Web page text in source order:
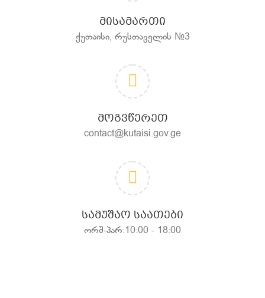
ᲛᲘᲡᲐᲛᲐᲠᲗᲘ
ქუთაისი, რუსთაველის №3
ᲛᲝᲒᲕᲬᲔᲠᲔᲗ
contact@kutaisi.gov.ge
ᲡᲐᲛᲣᲨᲐᲝ ᲡᲐᲐᲗᲔᲑᲘ
ორშ-პარ:10:00 - 18:00